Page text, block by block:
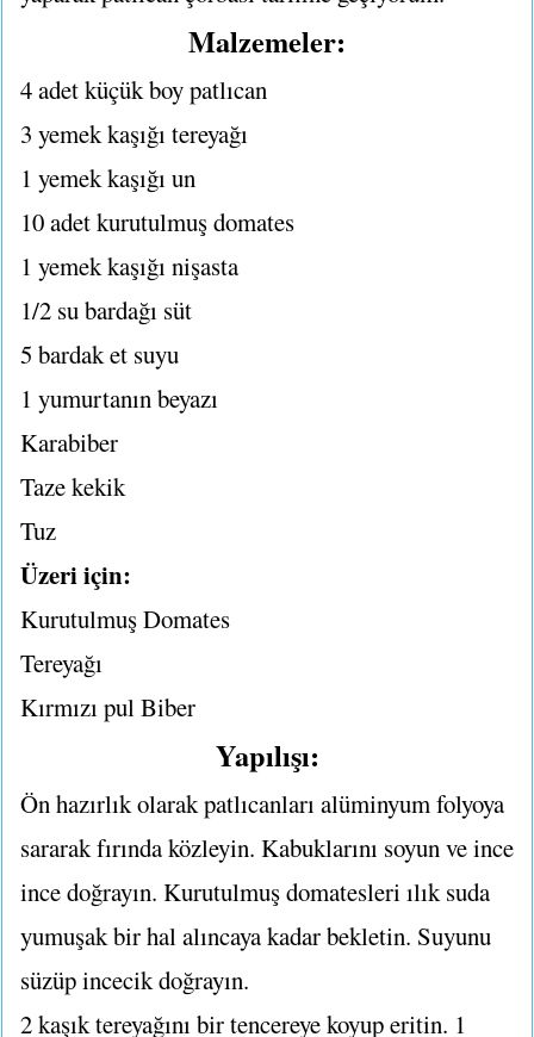
Malzemeler:
4 adet küçük boy patlıcan
3 yemek kaşığı tereyağı
1 yemek kaşığı un
10 adet kurutulmuş domates
1 yemek kaşığı nişasta
1/2 su bardağı süt
5 bardak et suyu
1 yumurtanın beyazı
Karabiber
Taze kekik
Tuz
Üzeri için:
Kurutulmuş Domates
Tereyağı
Kırmızı pul Biber
Yapılışı:
Ön hazırlık olarak patlıcanları alüminyum folyoya
sararak fırında közleyin. Kabuklarını soyun ve ince
ince doğrayın. Kurutulmuş domatesleri ılık suda
yumuşak bir hal alıncaya kadar bekletin. Suyunu
süzüp incecik doğrayın.
2 kaşık tereyağını bir tencereye koyup eritin. 1